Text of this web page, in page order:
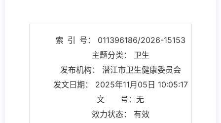
索 引 号： 011396186/2026-15153
主题分类： 卫生
发布机构： 潜江市卫生健康委员会
发文日期： 2025年11月05日 10:05:17
文 号：无
效力状态： 有效